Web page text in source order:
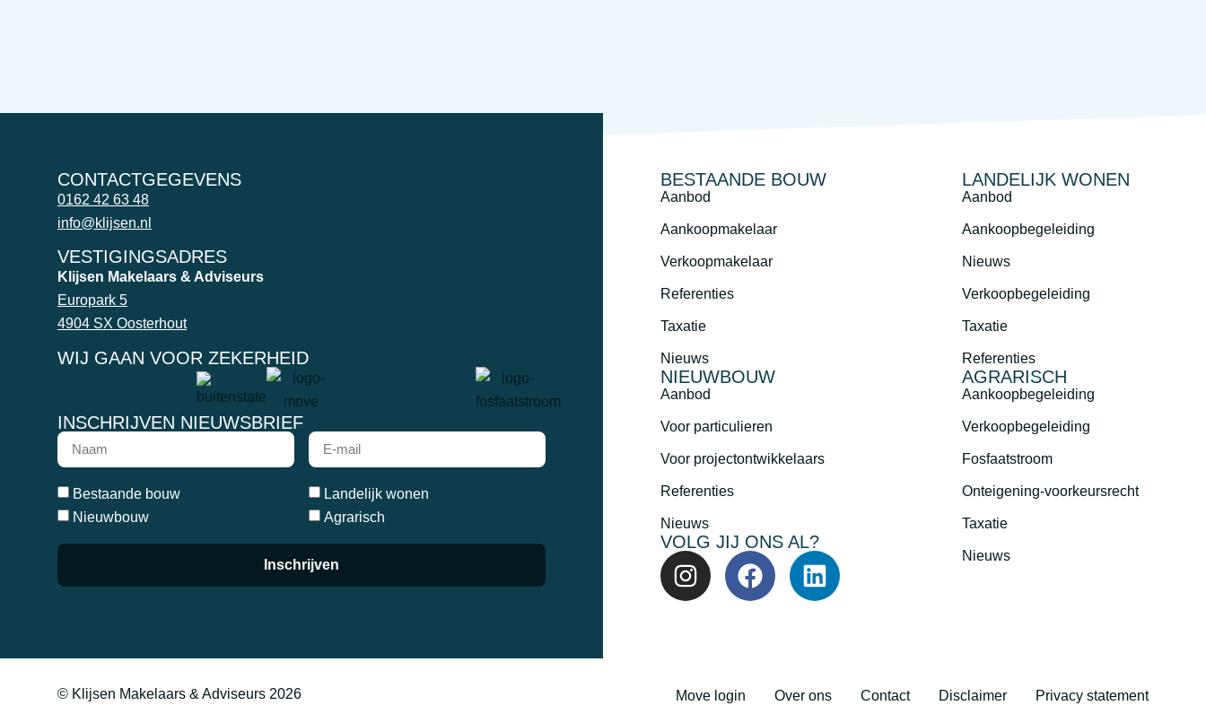
CONTACTGEGEVENS
0162 42 63 48
info@klijsen.nl
VESTIGINGSADRES
Klijsen Makelaars & Adviseurs
Europark 5
4904 SX Oosterhout
WIJ GAAN VOOR ZEKERHEID
INSCHRIJVEN NIEUWSBRIEF
Bestaande bouw
Nieuwbouw
Landelijk wonen
Agrarisch
Inschrijven
BESTAANDE BOUW
Aanbod
Aankoopmakelaar
Verkoopmakelaar
Referenties
Taxatie
Nieuws
NIEUWBOUW
Aanbod
Voor particulieren
Voor projectontwikkelaars
Referenties
Nieuws
VOLG JIJ ONS AL?
LANDELIJK WONEN
Aanbod
Aankoopbegeleiding
Nieuws
Verkoopbegeleiding
Taxatie
Referenties
AGRARISCH
Aankoopbegeleiding
Verkoopbegeleiding
Fosfaatstroom
Onteigening-voorkeursrecht
Taxatie
Nieuws
© Klijsen Makelaars & Adviseurs 2026 Move login Over ons Contact Disclaimer Privacy statement